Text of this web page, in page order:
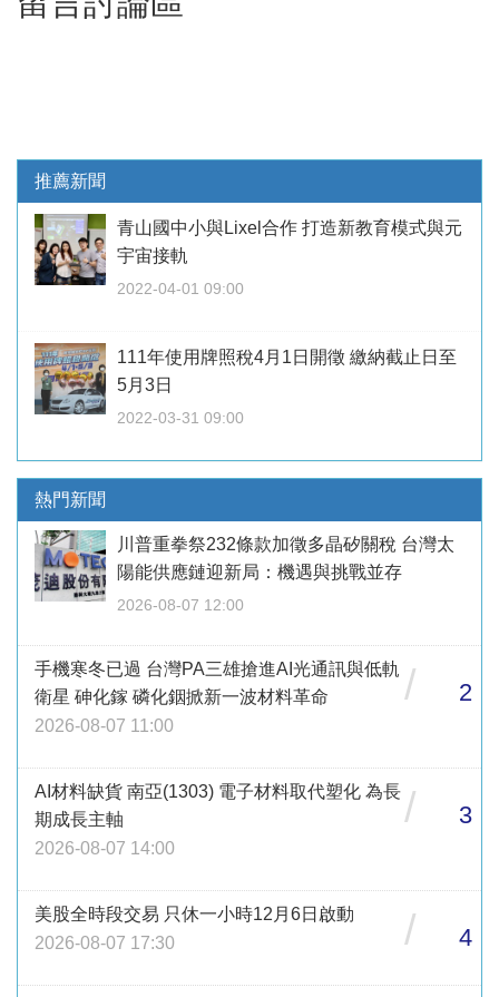
推薦新聞
青山國中小與Lixel合作 打造新教育模式與元
宇宙接軌
2022-04-01 09:00
111年使用牌照稅4月1日開徵 繳納截止日至
5月3日
2022-03-31 09:00
熱門新聞
川普重拳祭232條款加徵多晶矽關稅 台灣太
陽能供應鏈迎新局：機遇與挑戰並存
2026-08-07 12:00
手機寒冬已過 台灣PA三雄搶進AI光通訊與低軌
衛星 砷化鎵 磷化銦掀新一波材料革命
2026-08-07 11:00
/ 2
AI材料缺貨 南亞(1303) 電子材料取代塑化 為長
期成長主軸
2026-08-07 14:00
/ 3
美股全時段交易 只休一小時12月6日啟動
2026-08-07 17:30
/ 4